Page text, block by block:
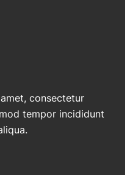
consectetur
tempor incididunt